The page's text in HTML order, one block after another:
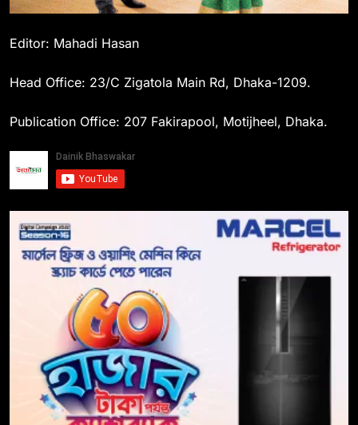
Editor: Mahadi Hasan
Head Office: 23/C Zigatola Main Rd, Dhaka-1209.
Publication Office: 207 Fakirapool, Motijheel, Dhaka.